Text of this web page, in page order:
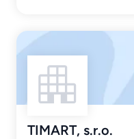
TIMART, s.r.o.